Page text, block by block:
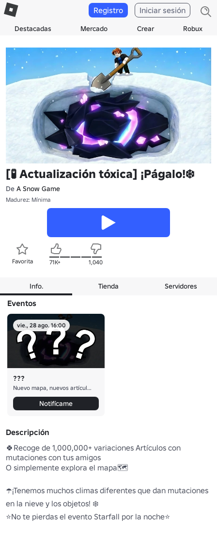
Destacadas Mercado Crear Robux
Registro Iniciar sesión
[🧪 Actualización tóxica] ¡Págalo!❄️
De A Snow Game
Madurez: Mínima
Favorita 71K+ 1,040
Info. Tienda Servidores
Eventos
vie., 28 ago. 16:00
???
Nuevo mapa, nuevos artículos y más
Notifícame
Descripción
🍀Recoge de 1,000,000+ variaciones Artículos con
mutaciones con tus amigos
O simplemente explora el mapa🗺️
☂️¡Tenemos muchos climas diferentes que dan mutaciones
en la nieve y los objetos! ❄️
⭐No te pierdas el evento Starfall por la noche⭐